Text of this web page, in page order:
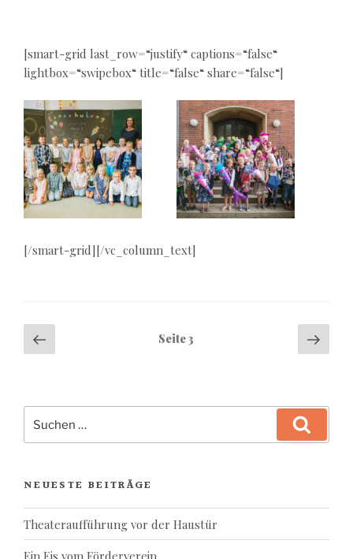
[smart-grid last_row=“justify“ captions=“false“
lightbox=“swipebox“ title=“false“ share=“false“]
[/smart-grid][/vc_column_text]
Seitennummerierung
der
Vorherige
Seite
Seite3
Seite
nach:
NEUESTE BEITRÄGE
Theateraufführung vor der Haustür
Ein Eis vom Förderverein